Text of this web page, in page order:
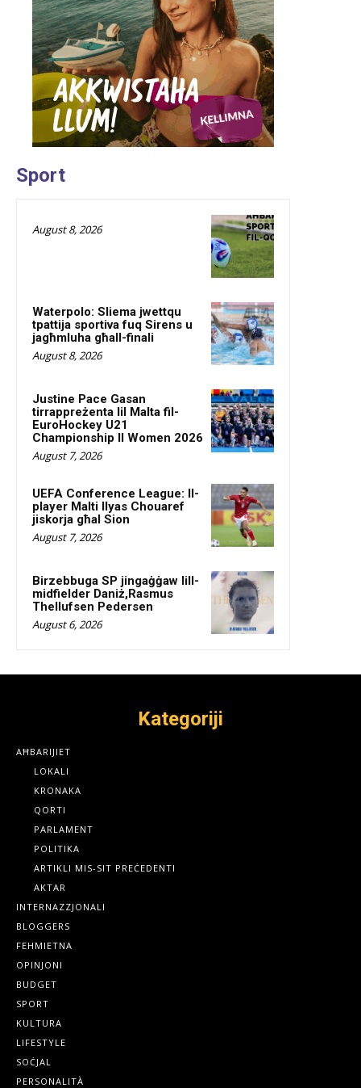
Sport
August 8, 2026
Waterpolo: Sliema jwettqu
tpattija sportiva fuq Sirens u
jagħmluha għall-finali
August 8, 2026
Justine Pace Gasan
tirrappreżenta lil Malta fil-
EuroHockey U21
Championship II Women 2026
August 7, 2026
UEFA Conference League: Il-
player Malti Ilyas Chouaref
jiskorja għal Sion
August 7, 2026
Birzebbuga SP jingaġġaw lill-
midfielder Daniż,Rasmus
Thellufsen Pedersen
August 6, 2026
Kategoriji
AĦBARIJIET
LOKALI
KRONAKA
QORTI
PARLAMENT
POLITIKA
ARTIKLI MIS-SIT PREĊEDENTI
AKTAR
INTERNAZZJONALI
BLOGGERS
FEHMIETNA
OPINJONI
BUDGET
SPORT
KULTURA
LIFESTYLE
SOĊJAL
PERSONALITÀ